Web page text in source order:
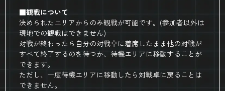
■観戦について
決められたエリアからのみ観戦が可能です。(参加者以外は
現地での観戦はできません)
対戦が終わったら自分の対戦卓に着席したまま他の対戦が
すべて終了するのを待つか、待機エリアに移動することが
できます。
ただし、一度待機エリアに移動したら対戦卓に戻ることは
できません。